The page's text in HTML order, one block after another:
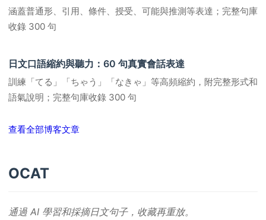
涵蓋普通形、引用、條件、授受、可能與推測等表達；完整句庫
收錄 300 句
日文口語縮約與聽力：60 句真實會話表達
訓練「てる」「ちゃう」「なきゃ」等高頻縮約，附完整形式和
語氣說明；完整句庫收錄 300 句
查看全部博客文章
OCAT
通過 AI 學習和採摘日文句子，收藏再重放。